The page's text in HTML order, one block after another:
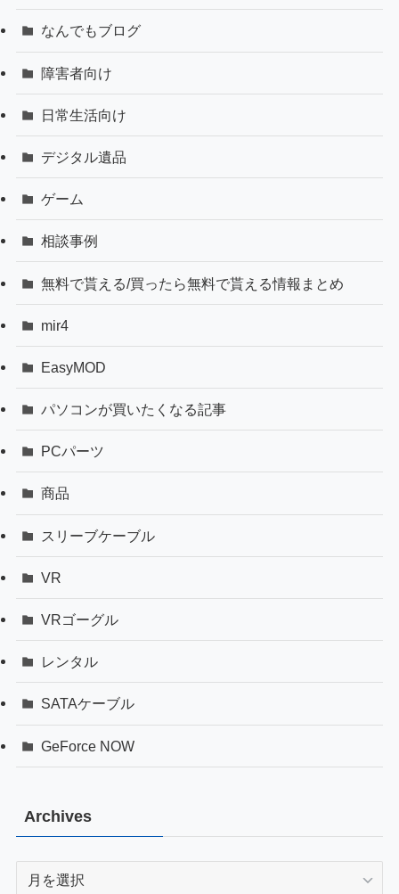
なんでもブログ
障害者向け
日常生活向け
デジタル遺品
ゲーム
相談事例
無料で貰える/買ったら無料で貰える情報まとめ
mir4
EasyMOD
パソコンが買いたくなる記事
PCパーツ
商品
スリーブケーブル
VR
VRゴーグル
レンタル
SATAケーブル
GeForce NOW
Archives
Archives